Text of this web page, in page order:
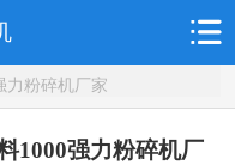
力粉碎机厂家
1000强力粉碎机厂